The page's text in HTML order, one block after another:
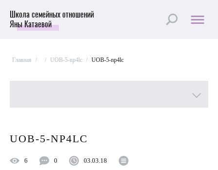
Школа семейных отношений
Яны Катаевой
Главная / / UOB-5-np4lc / UOB-5-np4lc
UOB-5-NP4LC
6 0 03.03.18
Лучшие статьи
Пройти Тест